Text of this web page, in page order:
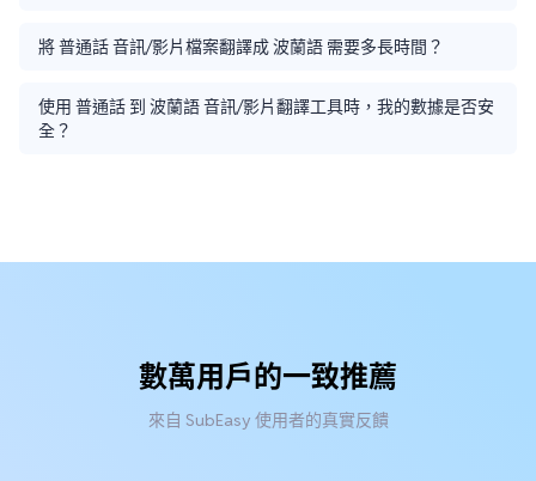
將 普通話 音訊/影片檔案翻譯成 波蘭語 需要多長時間？
使用 普通話 到 波蘭語 音訊/影片翻譯工具時，我的數據是否安
全？
數萬用戶的一致推薦
來自 SubEasy 使用者的真實反饋